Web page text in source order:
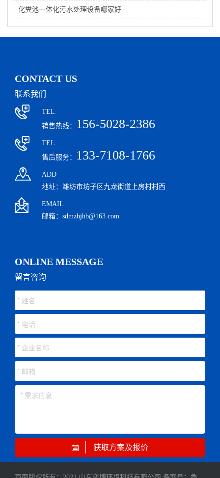
化粪池一体化污水处理设备哪家好
CONTACT US
联系我们
TEL
销售热线：
156-5028-2386
TEL
售后服务：
133-7108-1766
ADD
地址：潍坊市坊子区九龙街道上房村村西
EMAIL
邮箱：sdmzhjhb@163.com
ONLINE MESSAGE
留言咨询
获取方案及报价